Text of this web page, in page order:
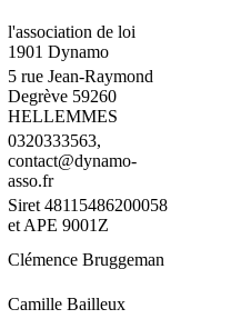
l'association de loi
1901 Dynamo
5 rue Jean-Raymond
Degrève 59260
HELLEMMES
0320333563,
contact@dynamo-
asso.fr
Siret 48115486200058
et APE 9001Z
Clémence Bruggeman
Camille Bailleux